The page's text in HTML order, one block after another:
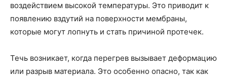
воздействием высокой температуры. Это приводит к
появлению вздутий на поверхности мембраны,
которые могут лопнуть и стать причиной протечек.
Течь возникает, когда перегрев вызывает деформацию
или разрыв материала. Это особенно опасно, так как